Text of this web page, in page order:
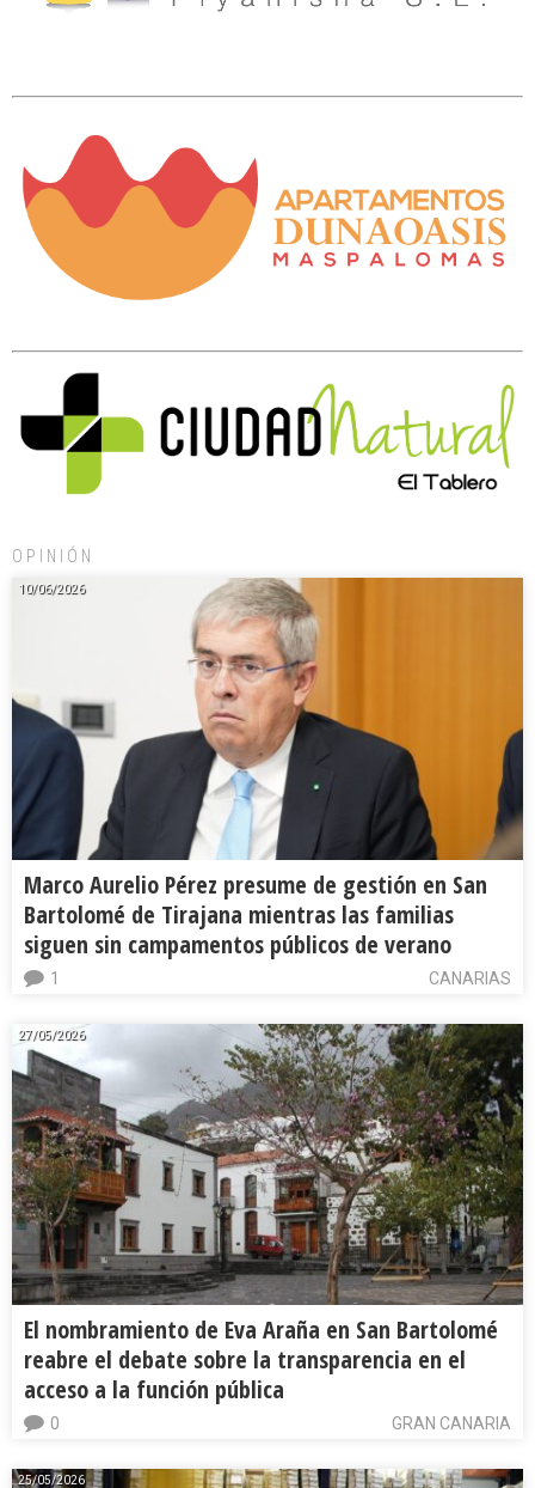
OPINIÓN
10/06/2026
Marco Aurelio Pérez presume de gestión en San
Bartolomé de Tirajana mientras las familias
siguen sin campamentos públicos de verano
CANARIAS
1
27/05/2026
El nombramiento de Eva Araña en San Bartolomé
reabre el debate sobre la transparencia en el
acceso a la función pública
GRAN CANARIA
0
25/05/2026